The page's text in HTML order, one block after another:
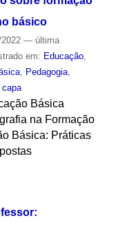
básico
— última
em: Educação,
, Pedagogia,
capa
Básica
na Formação
Básica: Práticas